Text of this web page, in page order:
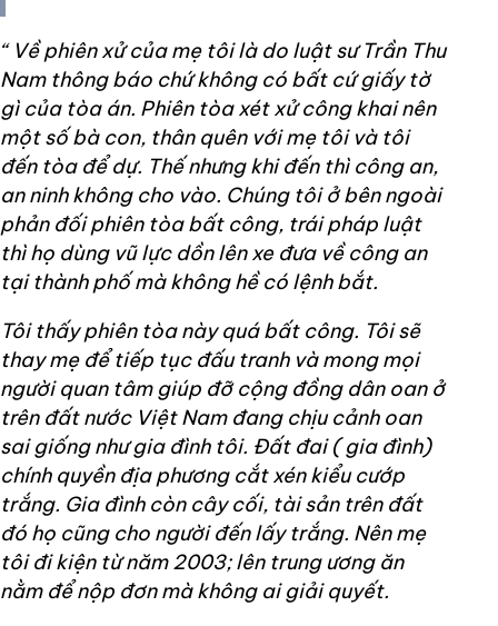
“ Về phiên xử của mẹ tôi là do luật sư Trần Thu
Nam thông báo chứ không có bất cứ giấy tờ
gì của tòa án. Phiên tòa xét xử công khai nên
một số bà con, thân quên với mẹ tôi và tôi
đến tòa để dự. Thế nhưng khi đến thì công an,
an ninh không cho vào. Chúng tôi ở bên ngoài
phản đối phiên tòa bất công, trái pháp luật
thì họ dùng vũ lực dồn lên xe đưa về công an
tại thành phố mà không hề có lệnh bắt.
Tôi thấy phiên tòa này quá bất công. Tôi sẽ
thay mẹ để tiếp tục đấu tranh và mong mọi
người quan tâm giúp đỡ cộng đồng dân oan ở
trên đất nước Việt Nam đang chịu cảnh oan
sai giống như gia đình tôi. Đất đai ( gia đình)
chính quyền địa phương cắt xén kiểu cướp
trắng. Gia đình còn cây cối, tài sản trên đất
đó họ cũng cho người đến lấy trắng. Nên mẹ
tôi đi kiện từ năm 2003; lên trung ương ăn
nằm để nộp đơn mà không ai giải quyết.